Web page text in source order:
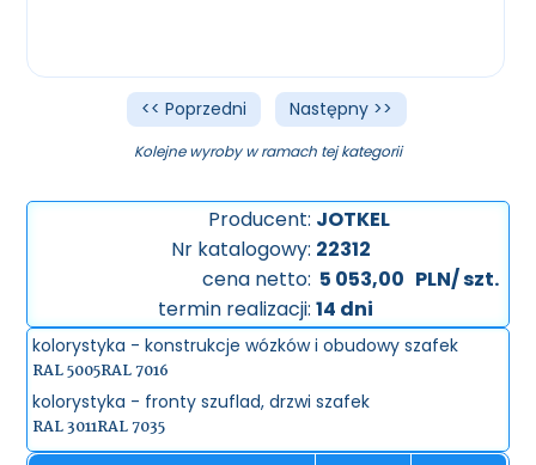
<< Poprzedni Następny >>
Kolejne wyroby w ramach tej kategorii
Producent: JOTKEL
Nr katalogowy: 22312
cena netto: 5 053,00 PLN/ szt.
termin realizacji: 14 dni
kolorystyka - konstrukcje wózków i obudowy szafek
RAL 5005RAL 7016
kolorystyka - fronty szuflad, drzwi szafek
RAL 3011RAL 7035